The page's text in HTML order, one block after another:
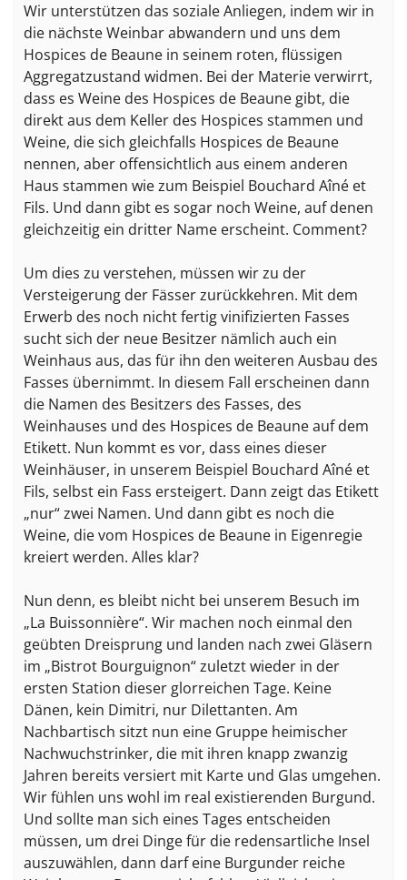
Wir unterstützen das soziale Anliegen, indem wir in
die nächste Weinbar abwandern und uns dem
Hospices de Beaune in seinem roten, flüssigen
Aggregatzustand widmen. Bei der Materie verwirrt,
dass es Weine des Hospices de Beaune gibt, die
direkt aus dem Keller des Hospices stammen und
Weine, die sich gleichfalls Hospices de Beaune
nennen, aber offensichtlich aus einem anderen
Haus stammen wie zum Beispiel Bouchard Aîné et
Fils. Und dann gibt es sogar noch Weine, auf denen
gleichzeitig ein dritter Name erscheint. Comment?
Um dies zu verstehen, müssen wir zu der
Versteigerung der Fässer zurückkehren. Mit dem
Erwerb des noch nicht fertig vinifizierten Fasses
sucht sich der neue Besitzer nämlich auch ein
Weinhaus aus, das für ihn den weiteren Ausbau des
Fasses übernimmt. In diesem Fall erscheinen dann
die Namen des Besitzers des Fasses, des
Weinhauses und des Hospices de Beaune auf dem
Etikett. Nun kommt es vor, dass eines dieser
Weinhäuser, in unserem Beispiel Bouchard Aîné et
Fils, selbst ein Fass ersteigert. Dann zeigt das Etikett
„nur“ zwei Namen. Und dann gibt es noch die
Weine, die vom Hospices de Beaune in Eigenregie
kreiert werden. Alles klar?
Nun denn, es bleibt nicht bei unserem Besuch im
„La Buissonnière“. Wir machen noch einmal den
geübten Dreisprung und landen nach zwei Gläsern
im „Bistrot Bourguignon“ zuletzt wieder in der
ersten Station dieser glorreichen Tage. Keine
Dänen, kein Dimitri, nur Dilettanten. Am
Nachbartisch sitzt nun eine Gruppe heimischer
Nachwuchstrinker, die mit ihren knapp zwanzig
Jahren bereits versiert mit Karte und Glas umgehen.
Wir fühlen uns wohl im real existierenden Burgund.
Und sollte man sich eines Tages entscheiden
müssen, um drei Dinge für die redensartliche Insel
auszuwählen, dann darf eine Burgunder reiche